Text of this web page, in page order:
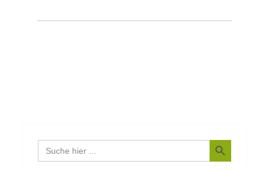
Search
for:
Search Button